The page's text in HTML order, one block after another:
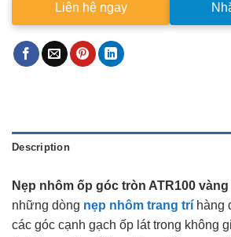
Liên hệ ngay
Description
Nẹp nhôm ốp góc tròn ATR100
những dòng nẹp nhôm trang trí hàng
các góc cạnh gạch ốp lát trong không